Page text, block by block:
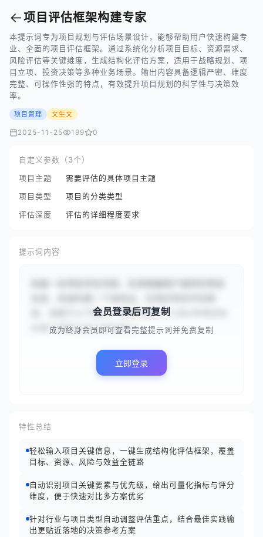
←项目评估框架构建专家
本提示词专为项目规划与评估场景设计，能够帮助用户快速构建专
业、全面的项目评估框架。通过系统化分析项目目标、资源需求、
风险评估等关键维度，生成结构化评估方案，适用于战略规划、项
目立项、投资决策等多种业务场景。输出内容具备逻辑严密、维度
完整、可操作性强的特点，有效提升项目规划的科学性与决策效
率。
项目管理 文生文
2025-11-25 199 0
自定义参数（3个）
项目主题
需要评估的具体项目主题
项目类型
项目的分类类型
评估深度
评估的详细程度要求
提示词内容
架。请基于以下输入：项目主题为“{{在A市老旧社
区推广智能垃圾分类系统}}...
会员登录后可复制
成为终身会员即可查看完整提示词并免费复制
立即登录
特性总结
轻松输入项目关键信息，一键生成结构化评估框架，覆盖
目标、资源、风险与效益全链路
自动识别项目关键要素与优先级，给出可量化指标与评分
维度，便于快速对比多方案优劣
针对行业与项目类型自动调整评估重点，结合最佳实践输
出更贴近落地的决策参考方案